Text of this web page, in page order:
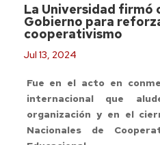
La Universidad firmó
Gobierno para
cooperativismo
Jul 13, 2024
Fue en el acto en
internacional que
organización y en el
Nacionales de